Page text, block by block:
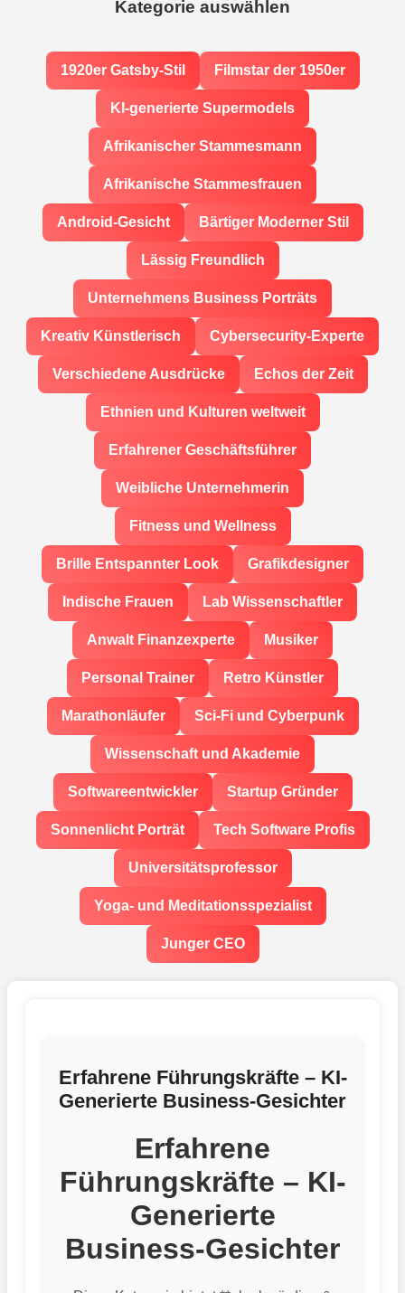
Kategorie auswählen
1920er Gatsby-Stil Filmstar der 1950er
KI-generierte Supermodels
Afrikanischer Stammesmann
Afrikanische Stammesfrauen
Android-Gesicht Bärtiger Moderner Stil
Lässig Freundlich
Unternehmens Business Porträts
Kreativ Künstlerisch Cybersecurity-Experte
Verschiedene Ausdrücke Echos der Zeit
Ethnien und Kulturen weltweit
Erfahrener Geschäftsführer
Weibliche Unternehmerin
Fitness und Wellness
Brille Entspannter Look Grafikdesigner
Indische Frauen Lab Wissenschaftler
Anwalt Finanzexperte Musiker
Personal Trainer Retro Künstler
Marathonläufer Sci-Fi und Cyberpunk
Wissenschaft und Akademie
Softwareentwickler Startup Gründer
Sonnenlicht Porträt Tech Software Profis
Universitätsprofessor
Yoga- und Meditationsspezialist
Junger CEO
Erfahrene Führungskräfte – KI-
Generierte Business-Gesichter
Erfahrene
Führungskräfte – KI-
Generierte
Business-Gesichter